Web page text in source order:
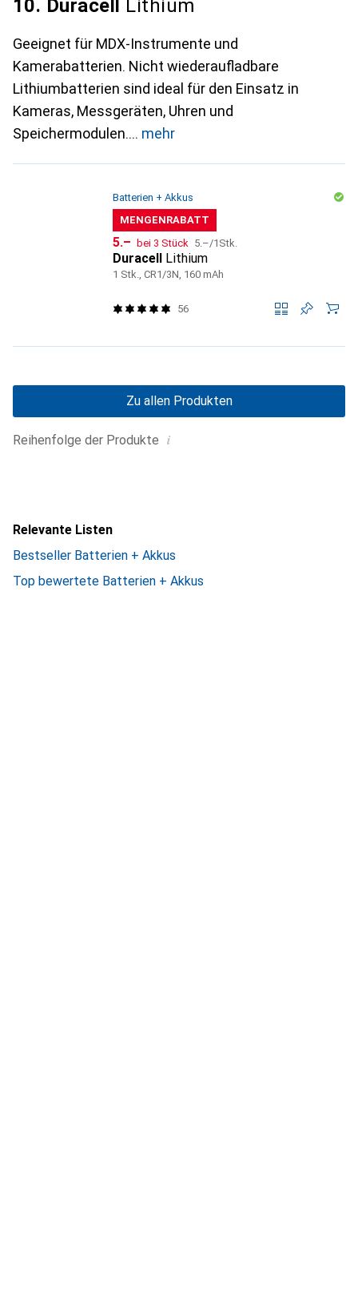
10. Duracell Lithium
Geeignet für MDX-Instrumente und
Kamerabatterien. Nicht wiederaufladbare
Lithiumbatterien sind ideal für den Einsatz in
Kameras, Messgeräten, Uhren und
Speichermodulen.
mehr
Batterien + Akkus
MENGENRABATT
CHF
5.– bei 3 Stück CHF
5.–/1Stk.
Duracell Lithium
1 Stk., CR1/3N, 160 mAh
56
Reihenfolge der Produkte i
Zu allen Produkten
Relevante Listen
Bestseller Batterien + Akkus
Top bewertete Batterien + Akkus